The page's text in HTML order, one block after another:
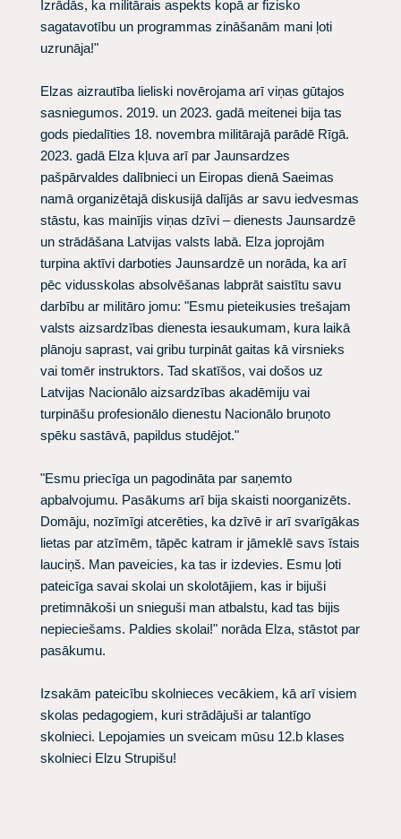
Izrādās, ka militārais aspekts kopā ar fizisko
sagatavotību un programmas zināšanām mani ļoti
uzrunāja!"
Elzas aizrautība lieliski novērojama arī viņas gūtajos
sasniegumos. 2019. un 2023. gadā meitenei bija tas
gods piedalīties 18. novembra militārajā parādē Rīgā.
2023. gadā Elza kļuva arī par Jaunsardzes
pašpārvaldes dalībnieci un Eiropas dienā Saeimas
namā organizētajā diskusijā dalījās ar savu iedvesmas
stāstu, kas mainījis viņas dzīvi – dienests Jaunsardzē
un strādāšana Latvijas valsts labā. Elza joprojām
turpina aktīvi darboties Jaunsardzē un norāda, ka arī
pēc vidusskolas absolvēšanas labprāt saistītu savu
darbību ar militāro jomu: "Esmu pieteikusies trešajam
valsts aizsardzības dienesta iesaukumam, kura laikā
plānoju saprast, vai gribu turpināt gaitas kā virsnieks
vai tomēr instruktors. Tad skatīšos, vai došos uz
Latvijas Nacionālo aizsardzības akadēmiju vai
turpināšu profesionālo dienestu Nacionālo bruņoto
spēku sastāvā, papildus studējot."
"Esmu priecīga un pagodināta par saņemto
apbalvojumu. Pasākums arī bija skaisti noorganizēts.
Domāju, nozīmīgi atcerēties, ka dzīvē ir arī svarīgākas
lietas par atzīmēm, tāpēc katram ir jāmeklē savs īstais
lauciņš. Man paveicies, ka tas ir izdevies. Esmu ļoti
pateicīga savai skolai un skolotājiem, kas ir bijuši
pretimnākoši un snieguši man atbalstu, kad tas bijis
nepieciešams. Paldies skolai!" norāda Elza, stāstot par
pasākumu.
Izsakām pateicību skolnieces vecākiem, kā arī visiem
skolas pedagogiem, kuri strādājuši ar talantīgo
skolnieci. Lepojamies un sveicam mūsu 12.b klases
skolnieci Elzu Strupišu!